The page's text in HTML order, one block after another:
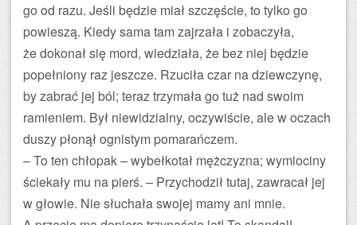
go od razu. Jeśli będzie miał szczęście, to tylko go
powieszą. Kiedy sama tam zajrzała i zobaczyła,
że dokonał się mord, wiedziała, że bez niej będzie
popełniony raz jeszcze. Rzuciła czar na dziewczynę,
by zabrać jej ból; teraz trzymała go tuż nad swoim
ramieniem. Był niewidzialny, oczywiście, ale w oczach
duszy płonął ognistym pomarańczem.
– To ten chłopak – wybełkotał mężczyzna; wymiociny
ściekały mu na pierś. – Przychodził tutaj, zawracał jej
w głowie. Nie słuchała swojej mamy ani mnie.